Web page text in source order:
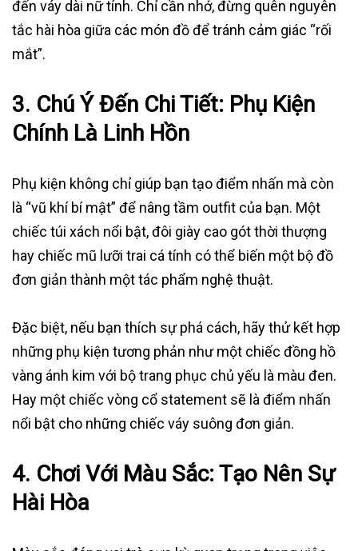
đến váy dài nữ tính. Chỉ cần nhớ, đừng quên nguyên
tắc hài hòa giữa các món đồ để tránh cảm giác “rối
mắt”.
3. Chú Ý Đến Chi Tiết: Phụ Kiện
Chính Là Linh Hồn
Phụ kiện không chỉ giúp bạn tạo điểm nhấn mà còn
là “vũ khí bí mật” để nâng tầm outfit của bạn. Một
chiếc túi xách nổi bật, đôi giày cao gót thời thượng
hay chiếc mũ lưỡi trai cá tính có thể biến một bộ đồ
đơn giản thành một tác phẩm nghệ thuật.
Đặc biệt, nếu bạn thích sự phá cách, hãy thử kết hợp
những phụ kiện tương phản như một chiếc đồng hồ
vàng ánh kim với bộ trang phục chủ yếu là màu đen.
Hay một chiếc vòng cổ statement sẽ là điểm nhấn
nổi bật cho những chiếc váy suông đơn giản.
4. Chơi Với Màu Sắc: Tạo Nên Sự
Hài Hòa